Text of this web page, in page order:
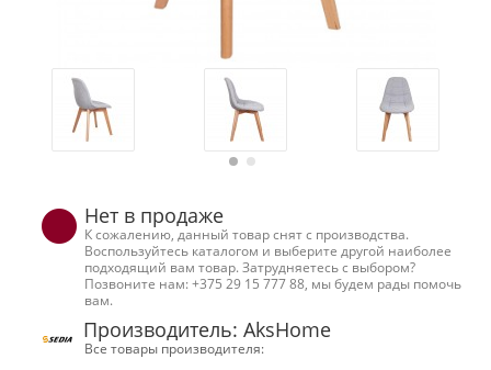
Нет в продаже
К сожалению, данный товар снят с производства.
Воспользуйтесь каталогом и выберите другой наиболее
подходящий вам товар. Затрудняетесь с выбором?
Позвоните нам: +375 29 15 777 88, мы будем рады помочь
вам.
Производитель: AksHome
Все товары производителя: